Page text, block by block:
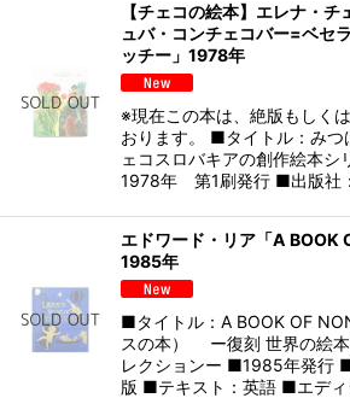
【チェコの絵本】エレナ・チ
ュバ・コンチェコバー=ベセ
ッチー」1978年
※現在この本は、絶版もしく
おります。 ■タイトル：みつ
ェコスロバキアの創作絵本シ
1978年 第1刷発行 ■出版社
エドワード・リア「A BOOK
1985年
■タイトル：A BOOK OF
スの本） ー復刻 世界の絵本
レクションー ■1985年発行
版 ■テキスト：英語 ■エデ